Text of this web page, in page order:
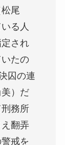
尾
る人
され
たの
囚の連
）だ
務所
翻弄
戒を